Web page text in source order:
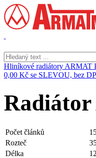
Hliníkové radiátory ARMAT
0,00 Kč se SLEVOU, bez
Radiátor
Počet článků
Rozteč
Délka